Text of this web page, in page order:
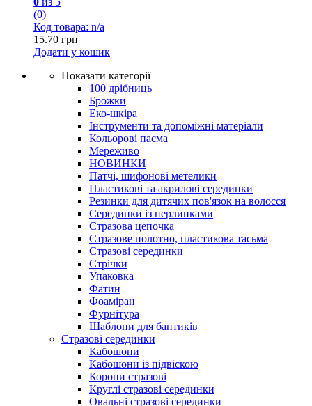
(0)
Код товара: n/a
15.70 грн
Додати у кошик
Показати категорії
100 дрібниць
Брожки
Еко-шкіра
Інструменти та допоміжні матеріали
Кольорові пасма
Мереживо
НОВИНКИ
Патчі, шифонові метелики
Пластикові та акрилові серединки
Резинки для дитячих пов'язок на волосся
Серединки із перлинками
Стразова цепочка
Стразове полотно, пластикова тасьма
Стразові серединки
Стрічки
Упаковка
Фатин
Фоаміран
Фурнітура
Шаблони для бантиків
Стразові серединки
Кабошони
Кабошони із підвіскою
Корони стразові
Круглі стразові серединки
Овальні стразові серединки